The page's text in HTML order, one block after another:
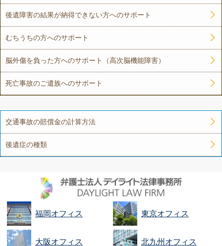
後遺障害の結果が納得できない方へのサポート
むちうちの方へのサポート
脳外傷を負った方へのサポート（高次脳機能障害）
死亡事故のご遺族へのサポート
交通事故の賠償金の計算方法
後遺症の種類
福岡オフィス 東京オフィス
大阪オフィス 北九州オフィス